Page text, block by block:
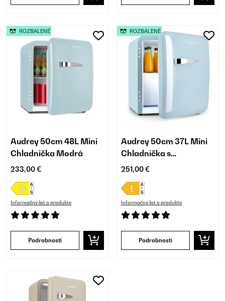
Audrey 50cm 48L Mini
Chladnička Modrá
233,00 €
Informačný list o produkte
Podrobnosti
ROZBALENÉ
Audrey 50cm 37L Mini
Chladnička s
Mrazničkou Modrá
251,00 €
Informačný list o produkte
Podrobnosti
ROZBALENÉ